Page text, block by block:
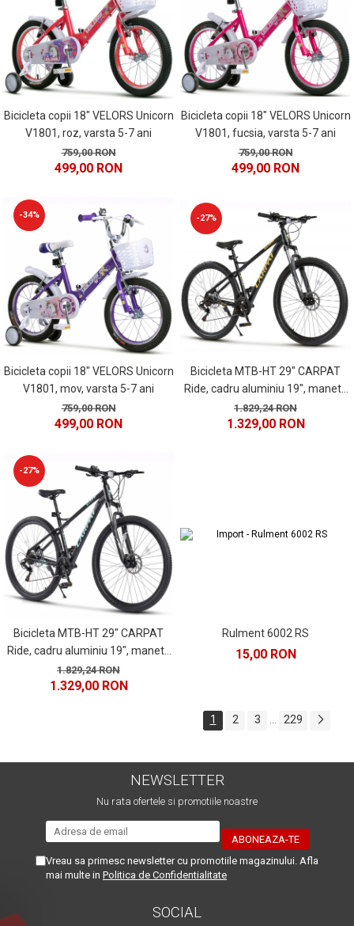
Bicicleta copii 18" VELORS Unicorn
V1801, roz, varsta 5-7 ani
759,00 RON
499,00 RON
Bicicleta copii 18" VELORS Unicorn
V1801, fucsia, varsta 5-7 ani
759,00 RON
499,00 RON
-34%
Bicicleta copii 18" VELORS Unicorn
V1801, mov, varsta 5-7 ani
759,00 RON
499,00 RON
-27%
Bicicleta MTB-HT 29" CARPAT
Ride, cadru aluminiu 19", manete
secventiale, frane hidraulice, 21
viteze, negru/galben
1.829,24 RON
1.329,00 RON
-27%
Bicicleta MTB-HT 29" CARPAT
Ride, cadru aluminiu 19", manete
secventiale, frane hidraulice, 21
viteze, negru/turcoaz
1.829,24 RON
1.329,00 RON
Rulment 6002 RS
15,00 RON
1 2 3 229
NEWSLETTER
Nu rata ofertele si promotiile noastre
Vreau sa primesc newsletter cu promotiile magazinului. Afla
mai multe in Politica de Confidentialitate
SOCIAL